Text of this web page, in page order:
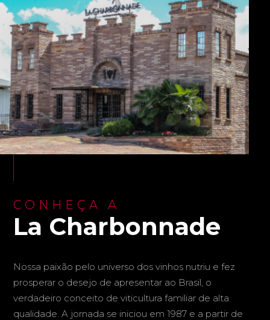
CONHEÇA A
La Charbonnade
Nossa paixão pelo universo dos vinhos nutriu e fez
prosperar o desejo de apresentar ao Brasil, o
verdadeiro conceito de viticultura familiar de alta
qualidade. A jornada se iniciou em 1987 e a partir de